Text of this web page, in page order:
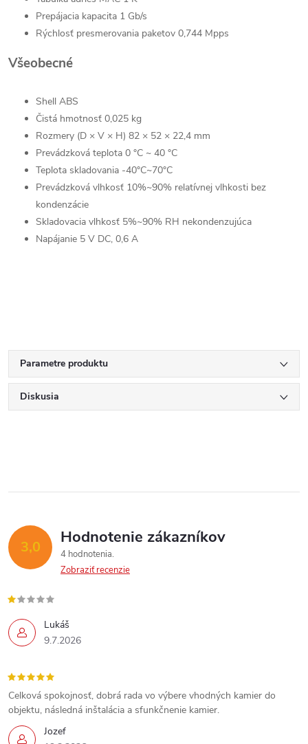
Prepájacia kapacita 1 Gb/s
Rýchlosť presmerovania paketov 0,744 Mpps
Všeobecné
Shell ABS
Čistá hmotnosť 0,025 kg
Rozmery (D × V × H) 82 × 52 × 22,4 mm
Prevádzková teplota 0 °C ~ 40 °C
Teplota skladovania -40°C~70°C
Prevádzková vlhkosť 10%~90% relatívnej vlhkosti bez
kondenzácie
Skladovacia vlhkosť 5%~90% RH nekondenzujúca
Napájanie 5 V DC, 0,6 A
Parametre produktu
Diskusia
3,0 Hodnotenie zákazníkov
4 hodnotenia
Zobraziť recenzie
Lukáš
9.7.2026
Jozef
Celková spokojnosť, dobrá rada vo výbere vhodných kamier do
objektu, následná inštalácia a sfunkčnenie kamier.
Powered by chaterimo